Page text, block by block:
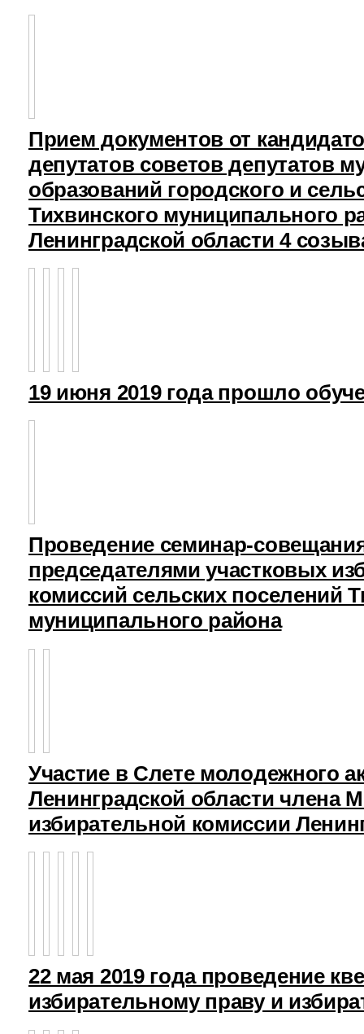
Прием документов от
депутатов советов депутатов
образований городского и
Тихвинского муниципального
Ленинградской области 4
19 июня 2019 года прошло
Проведение семинар-
председателями участковых
комиссий сельских поселений
муниципального района
Участие в Слете молодежного
Ленинградской области члена
избирательной комиссии
22 мая 2019 года проведение
избирательному праву и